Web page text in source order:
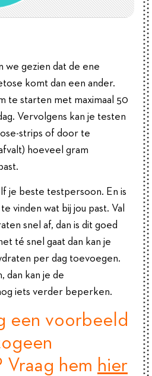
we gezien dat de ene
komt dan een ander.
te starten met maximaal 50
Vervolgens kan je testen
strips of door te
hoeveel gram
je beste testpersoon. En is
vinden wat bij jou past. Val
snel af, dan is dit goed
té snel gaat dan kan je
per dag toevoegen.
dan kan je de
iets verder beperken.
een voorbeeld
Vraag hem hier